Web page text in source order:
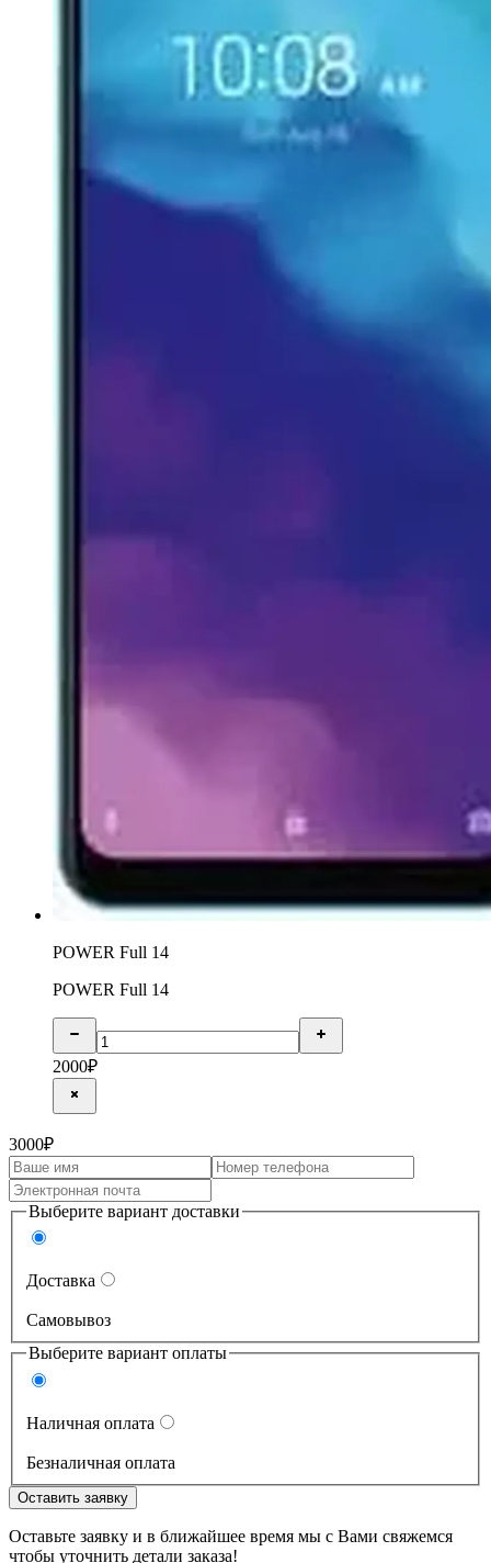
POWER Full 14
POWER Full 14
2000₽
3000₽
Выберите вариант доставки
Доставка
Самовывоз
Выберите вариант оплаты
Наличная оплата
Безналичная оплата
Оставить заявку
Оставьте заявку и в ближайшее время мы с Вами свяжемся
чтобы уточнить детали заказа!